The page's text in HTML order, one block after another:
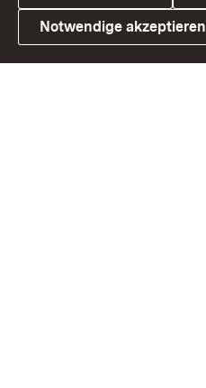
Link zum Landesportal
Notwendige akzeptieren